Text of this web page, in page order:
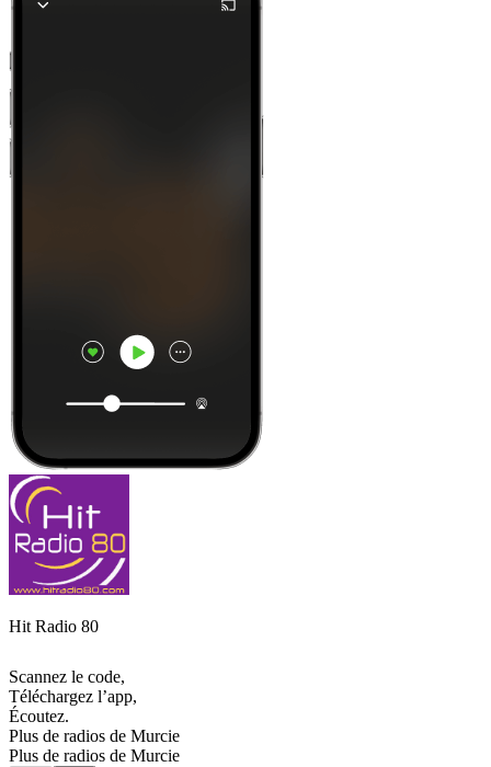
Hit Radio 80
Scannez le code,
Téléchargez l’app,
Écoutez.
Plus de radios de Murcie
Plus de radios de Murcie